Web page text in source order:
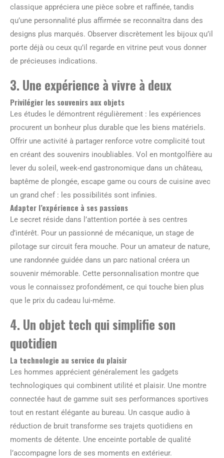
classique appréciera une pièce sobre et raffinée, tandis
qu’une personnalité plus affirmée se reconnaîtra dans des
designs plus marqués. Observer discrètement les bijoux qu’il
porte déjà ou ceux qu’il regarde en vitrine peut vous donner
de précieuses indications.
3. Une expérience à vivre à deux
Privilégier les souvenirs aux objets
Les études le démontrent régulièrement : les expériences
procurent un bonheur plus durable que les biens matériels.
Offrir une activité à partager renforce votre complicité tout
en créant des souvenirs inoubliables. Vol en montgolfière au
lever du soleil, week-end gastronomique dans un château,
baptême de plongée, escape game ou cours de cuisine avec
un grand chef : les possibilités sont infinies.
Adapter l’expérience à ses passions
Le secret réside dans l’attention portée à ses centres
d’intérêt. Pour un passionné de mécanique, un stage de
pilotage sur circuit fera mouche. Pour un amateur de nature,
une randonnée guidée dans un parc national créera un
souvenir mémorable. Cette personnalisation montre que
vous le connaissez profondément, ce qui touche bien plus
que le prix du cadeau lui-même.
4. Un objet tech qui simplifie son
quotidien
La technologie au service du plaisir
Les hommes apprécient généralement les gadgets
technologiques qui combinent utilité et plaisir. Une montre
connectée haut de gamme suit ses performances sportives
tout en restant élégante au bureau. Un casque audio à
réduction de bruit transforme ses trajets quotidiens en
moments de détente. Une enceinte portable de qualité
l’accompagne lors de ses moments en extérieur.